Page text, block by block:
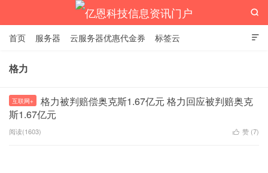
亿恩科技信息资讯门户

首页 服务器 云服务器优惠代金券 标签云

格力
互联网+
格力被判赔偿奥克斯1.67亿元 格力回应被判赔奥克
斯1.67亿元
阅读(1603)  赞 (7)